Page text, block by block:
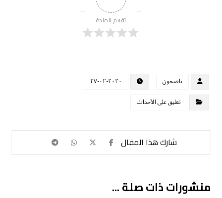
تقييم المادة
ناصحون
٢٠٢٠-٠٢-٢٧
تعليق على الأحداث
منشورات ذات صلة ...